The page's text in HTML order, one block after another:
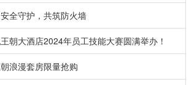
全守护，共筑防火墙
朝大酒店2024年员工技能大赛圆满举办！
浪漫套房限量抢购